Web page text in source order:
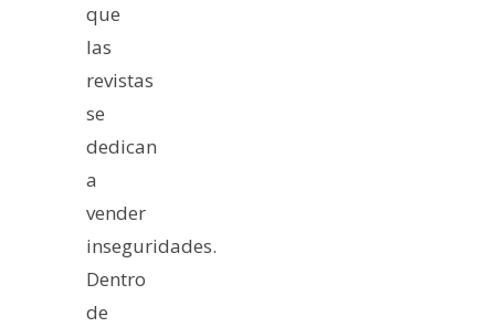
que
las
revistas
se
dedican
a
vender
inseguridades.
Dentro
de